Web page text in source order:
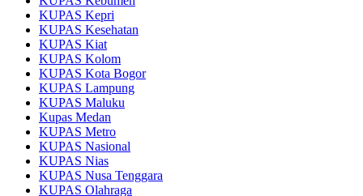
KUPAS Kepri
KUPAS Kesehatan
KUPAS Kiat
KUPAS Kolom
KUPAS Kota Bogor
KUPAS Lampung
KUPAS Maluku
Kupas Medan
KUPAS Metro
KUPAS Nasional
KUPAS Nias
KUPAS Nusa Tenggara
KUPAS Olahraga